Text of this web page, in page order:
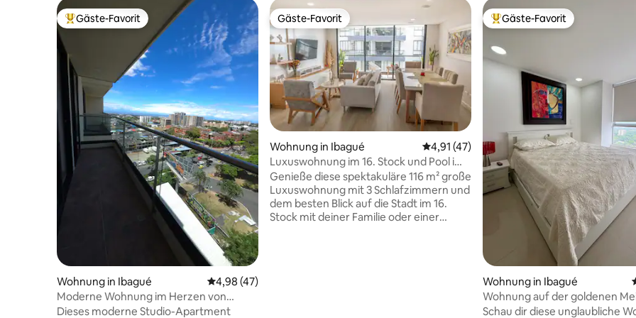
Beliebter Gäste-Favorit.
Gäste-Favorit
Wohnung in Ibagué Durchschnittliche Bewertung: 4,98 von 5, 47 Bewertungen
4,98 (47)
Moderne Wohnung im Herzen von
Ibagué
Dieses moderne Studio-Apartment
Gäste-Favorit
Gäste-Favorit
Wohnung in Ibagué Durchschnittliche Bewertung: 4,91 von 5,
4,91 (47)
Luxuswohnung im 16. Stock und Pool im
21. Stock
Genieße diese spektakuläre 116 m² große
Luxuswohnung mit 3 Schlafzimmern und
dem besten Blick auf die Stadt im 16.
Stock mit deiner Familie oder einer
Beliebter Gäste-Favorit.
Gäste-Favorit
Wohnung in Ibagué
Wohnung auf der goldenen
Schau dir diese unglaubliche